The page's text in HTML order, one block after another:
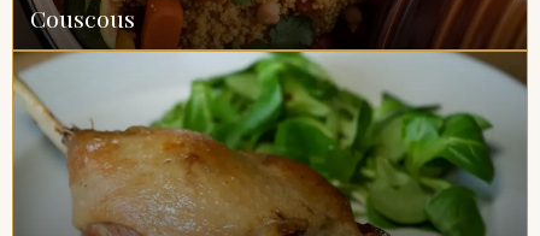
Couscous